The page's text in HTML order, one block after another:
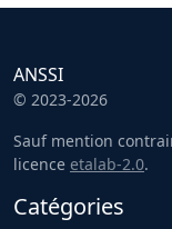
ANSSI
© 2023-2026
Sauf mention
licence etalab-2.0.
Catégories